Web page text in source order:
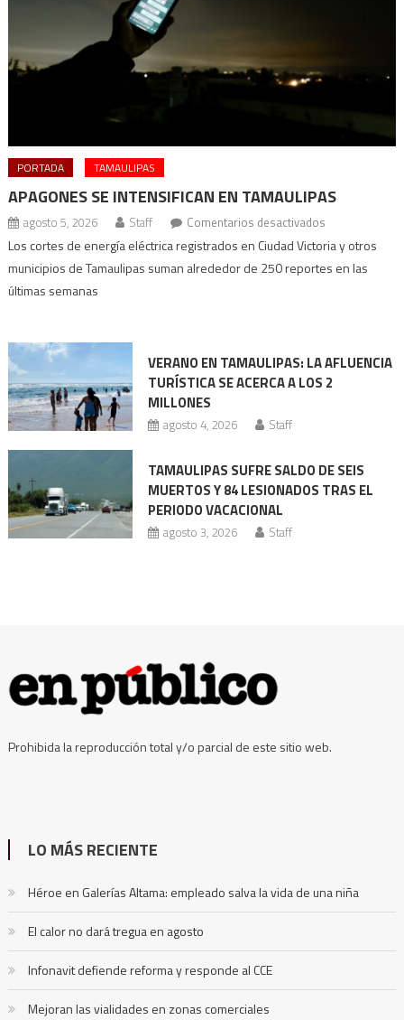
PORTADA TAMAULIPAS
APAGONES SE INTENSIFICAN EN TAMAULIPAS
agosto 5, 2026 Staff Comentarios desactivadosen
Apagones
se
Los cortes de energía eléctrica registrados en Ciudad Victoria y otros
municipios de Tamaulipas suman alrededor de 250 reportes en las
últimas semanas
VERANO EN TAMAULIPAS: LA AFLUENCIA
TURÍSTICA SE ACERCA A LOS 2
MILLONES
agosto 4, 2026 Staff
TAMAULIPAS SUFRE SALDO DE SEIS
MUERTOS Y 84 LESIONADOS TRAS EL
PERIODO VACACIONAL
agosto 3, 2026 Staff
Prohibida la reproducción total y/o parcial de este sitio web.
LO MÁS RECIENTE
Héroe en Galerías Altama: empleado salva la vida de una niña
El calor no dará tregua en agosto
Infonavit defiende reforma y responde al CCE
Mejoran las vialidades en zonas comerciales